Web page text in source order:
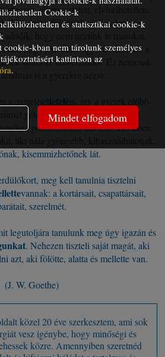
van, elkényeztetett, elviselhetetlen,
Ugyanis a fölöttünk lévő dolgok és
adódik, hogy nem nézünk le másokat.
látni, hogy gyerekek úgy viselkednek a
volna az univerzumot. Ez nemcsak
is a gyerekre nézve.
a tiszteletetlefeléis, így a gyerek előbb-
például abban, hogy a legyeket
gondoskodni, törődni, különben
aki nála gyöngébb, kihasználhatónak,
kisemmizhetőnek lát.
meg kell tanulnia tisztelni
vannak: a kortársait, csapattársait,
szerelmét.
legutoljára tanulunk meg úgy igazán és
. Nehezen tiszteli saját magát, aki
azt, aki fölötte, alatta és mellette van.
(J. W. Goethe)
közel 20 éve szerkesztem, ami sok
vesz igénybe, hogy minőségi és
közre. Amennyiben szeretnéd
Cookie-k
és statisztikai cookie-k
kban nem tárolunk személyes
kattintson az
.
Mindet elfogadom